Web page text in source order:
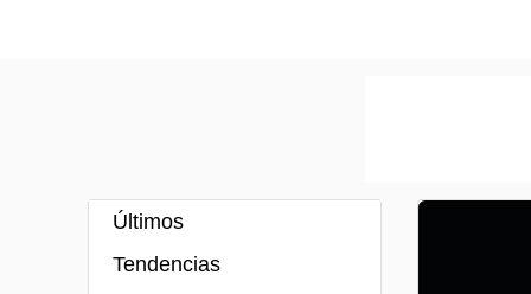
Últimos
Tendencias